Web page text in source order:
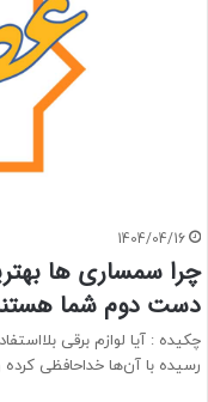
1404/04/16
چرا سمساری ها
دست دوم شما
چکیده : آیا لوازم برقی
رسیده با آن‌ها خداحافظی